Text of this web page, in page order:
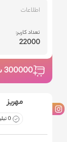
اطلاعات
تعداد کاربر:
22000
300000
مهریز
0 تبلیغ داده شده